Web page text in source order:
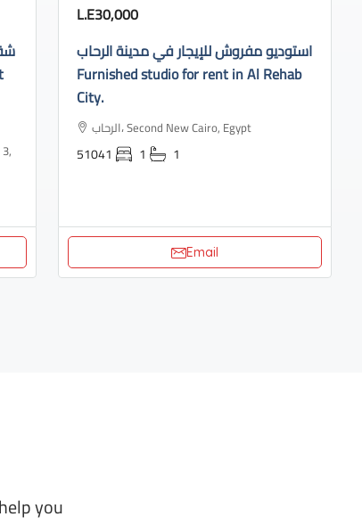
L.E30,000
استوديو مفروش للإيجار في مدينة الرحاب
Furnished studio for rent in Al Rehab
City.
الرحاب، Second New Cairo, Egypt
51041 1 1
Email
you